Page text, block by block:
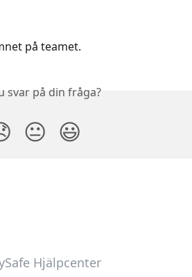
på teamet.
svar på din fråga?
😐 😃